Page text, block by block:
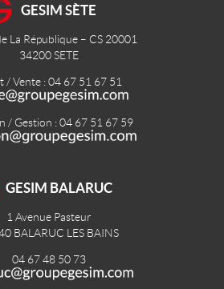
GESIM SÈTE
La République – CS 20001
34200SETE
/ Vente : 04 67 51 67 51
/ Gestion : 04 67 51 67 59
GESIM BALARUC
1 Avenue Pasteur
BALARUC LES BAINS
04 67 48 50 73